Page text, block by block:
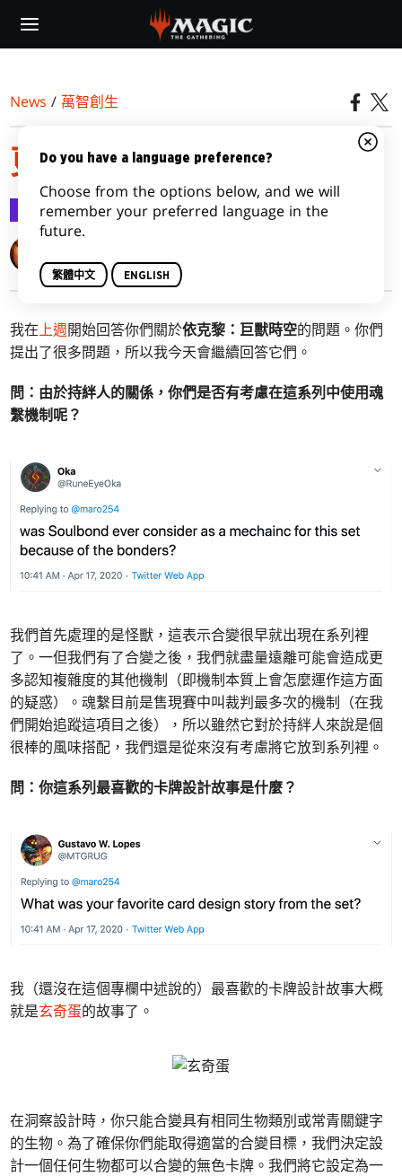
main
News / 萬智創生
更多魔法五四三：依克黎
萬智創生 2020-05-18
我在上週開始回答你們關於依克黎：巨獸時空的問題。你們
提出了很多問題，所以我今天會繼續回答它們。
問：由於持絆人的關係，你們是否有考慮在這系列中使用魂
繫機制呢？
我們首先處理的是怪獸，這表示合變很早就出現在系列裡
了。一但我們有了合變之後，我們就盡量遠離可能會造成更
多認知複雜度的其他機制（即機制本質上會怎麼運作這方面
的疑惑）。魂繫目前是售現賽中叫裁判最多次的機制（在我
們開始追蹤這項目之後），所以雖然它對於持絆人來說是個
很棒的風味搭配，我們還是從來沒有考慮將它放到系列裡。
問：你這系列最喜歡的卡牌設計故事是什麼？
我（還沒在這個專欄中述說的）最喜歡的卡牌設計故事大概
就是玄奇蛋的故事了。
在洞察設計時，你只能合變具有相同生物類別或常青關鍵字
的生物。為了確保你們能取得適當的合變目標，我們決定設
計一個任何生物都可以合變的無色卡牌。我們將它設定為一
Do you have a language preference?
Choose from the options below, and we will
remember your preferred language in the
future.
繁體中文 ENGLISH